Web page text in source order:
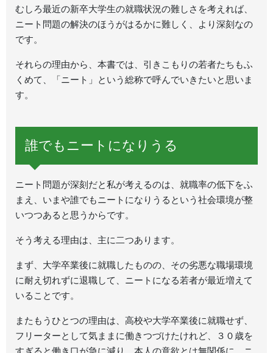
むしろ最近の新卒大学生の就職状況の難しさを考えれば、
ニート問題の解決のほうがはるかに難しく、より深刻なの
です。
それらの理由から、本書では、引きこもりの若者たちもふ
くめて、「ニート」という総称で呼んでいきたいと思いま
す。
誰でもニートになりうる
ニート問題が深刻だと私が考えるのは、就職率の低下をふ
まえ、いまや誰でもニートになりうるという社会環境が整
いつつあると思うからです。
そう考える理由は、主に二つあります。
まず、大学卒業後に就職したものの、その劣悪な職場環境
に耐え切れずに退職して、ニートになる若者が最近増えて
いることです。
またもうひとつの理由は、高校や大学卒業後に就職せず、
フリーターとして気ままに働きつづけたけれど、３０歳を
すぎると働き口が急に減り、本人の意欲とは無関係に、ニ